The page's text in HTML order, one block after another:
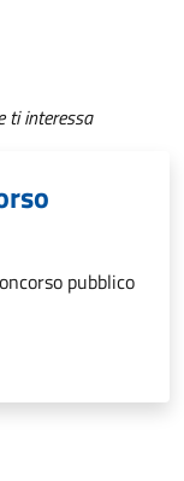
ti interessa
pubblico